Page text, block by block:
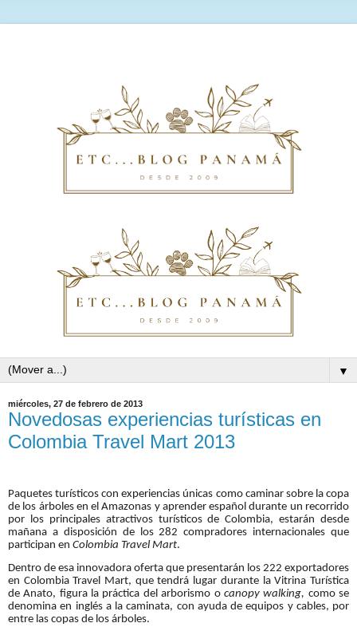
▼
miércoles, 27 de febrero de 2013
Novedosas experiencias turísticas en
Colombia Travel Mart 2013
Paquetes turísticos con experiencias únicas como caminar sobre la copa
de los árboles en el Amazonas y aprender español durante un recorrido
por los principales atractivos turísticos de Colombia, estarán desde
mañana a disposición de los 282 compradores internacionales que
participan en Colombia Travel Mart.
Dentro de esa innovadora oferta que presentarán los 222 exportadores
en Colombia Travel Mart, que tendrá lugar durante la Vitrina Turística
de Anato, figura la práctica del arborismo o canopy walking, como se
denomina en inglés a la caminata, con ayuda de equipos y cables, por
entre las copas de los árboles.